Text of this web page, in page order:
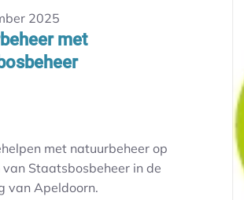
2025
met
met natuurbeheer op
Staatsbosbeheer in de
van Apeldoorn.